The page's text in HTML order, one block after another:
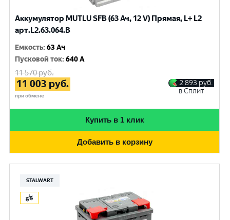
Аккумулятор MUTLU SFB (63 Ач, 12 V) Прямая, L+ L2
арт.L2.63.064.B
Емкость:63 Ач
Пусковой ток:640 A
11 570руб.
11 003 руб.
при обмене
2 893 руб.
в Сплит
Купить в 1 клик
Добавить в корзину
STALWART